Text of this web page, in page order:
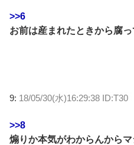
>>6
お前は産まれたときから腐
9: 18/05/30(水)16:29:38 ID:T30
>>8
煽りか本気がわからんから